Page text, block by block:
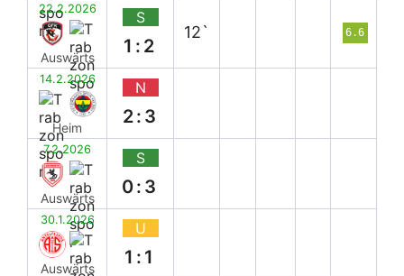
22.2.2026
Auswärts
S
1:2
12` 6.6
14.2.2026
Heim
N
2:3
7.2.2026
Auswärts
S
0:3
30.1.2026
Auswärts
U
1:1